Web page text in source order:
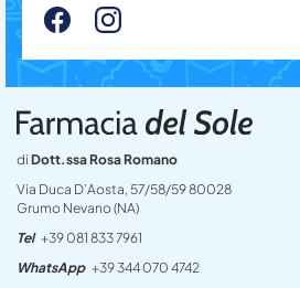
di Dott.ssa Rosa Romano
Via Duca D’Aosta, 57/58/59 80028
Grumo Nevano (NA)
Tel +39 081 833 7961
WhatsApp +39 344 070 4742